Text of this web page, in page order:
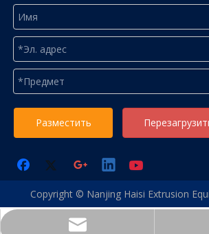
Разместить
Copyright © Nanjing Haisi Extrusion